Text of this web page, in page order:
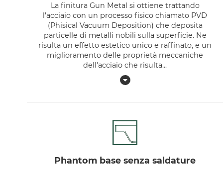
La finitura Gun Metal si ottiene trattando
l'acciaio con un processo fisico chiamato PVD
(Phisical Vacuum Deposition) che deposita
particelle di metalli nobili sulla superficie. Ne
risulta un effetto estetico unico e raffinato, e un
miglioramento delle proprietà meccaniche
dell'acciaio che risulta...
phantom base senza saldature